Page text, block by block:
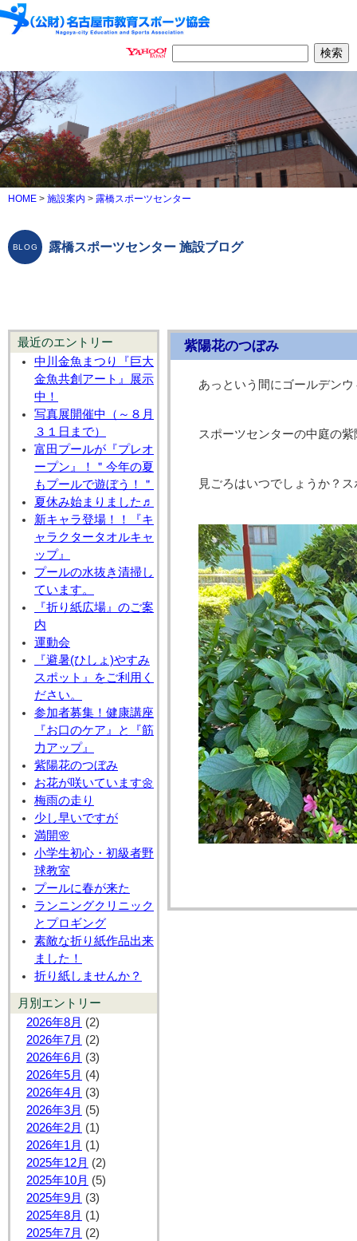
HOME > 施設案内 > 露橋スポーツセンター
露橋スポーツセンター 施設ブログ
最近のエントリー
中川金魚まつり『巨大
金魚共創アート』展示
中！
写真展開催中（～８月
３１日まで）
富田プールが『プレオ
ープン』！＂今年の夏
もプールで遊ぼう！＂
夏休み始まりました♬
新キャラ登場！！『キ
ャラクタータオルキャ
ップ』
プールの水抜き清掃し
ています。
『折り紙広場』のご案
内
運動会
『避暑(ひしょ)やすみ
スポット』をご利用く
ださい。
参加者募集！健康講座
『お口のケア』と『筋
力アップ』
紫陽花のつぼみ
お花が咲いています🌼
梅雨の走り
少し早いですが
満開🌸
小学生初心・初級者野
球教室
プールに春が来た
ランニングクリニック
とプロギング
素敵な折り紙作品出来
ました！
折り紙しませんか？
月別エントリー
2026年8月 (2)
2026年7月 (2)
2026年6月 (3)
2026年5月 (4)
2026年4月 (3)
2026年3月 (5)
2026年2月 (1)
2026年1月 (1)
2025年12月 (2)
2025年10月 (5)
2025年9月 (3)
2025年8月 (1)
2025年7月 (2)
紫陽花のつぼみ
あっという間にゴールデン
スポーツセンターの中庭の
見ごろはいつでしょうか？